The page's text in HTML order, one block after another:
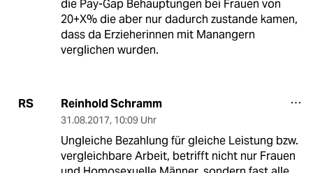
die Pay-Gap Behauptungen bei Frauen von
20+X% die aber nur dadurch zustande kamen,
dass da Erzieherinnen mit Manangern
verglichen wurden.
RS Reinhold Schramm
31.08.2017, 10:09 Uhr
Ungleiche Bezahlung für gleiche Leistung bzw.
vergleichbare Arbeit, betrifft nicht nur Frauen